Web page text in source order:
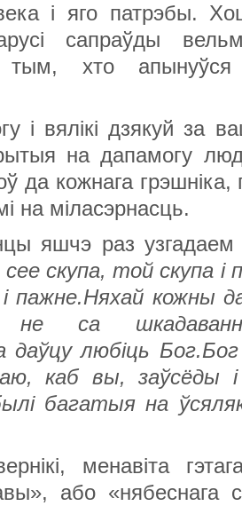
і яго патрэбы.
сапраўды
тым, хто
і вялікі дзякуй за
на дапамогу
да кожнага
на міласэрнасць.
яшчэ раз узгадаем
скупа, той скупа
пажне.Няхай кожны
са
даўцулюбіць Бог
каб вы, заўсёды
багатыя на
менавіта
або «нябеснага